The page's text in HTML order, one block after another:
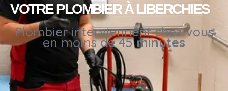
VOTRE PLOMBIER À LIBERCHIES
Plombier interviennent chez vous
en moins de 45minutes